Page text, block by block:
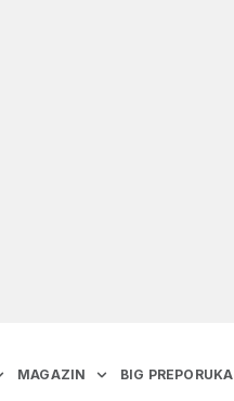
MAGAZIN BIG PREPORUKA